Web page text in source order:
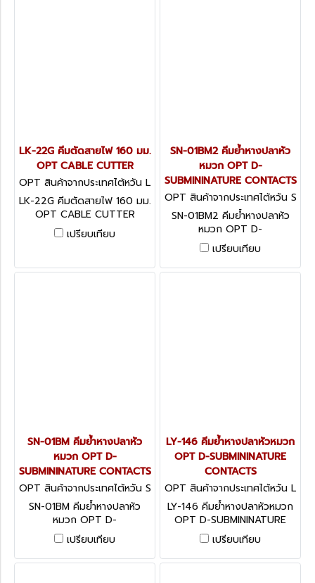
LK-22G คีมตัดสายไฟ 160 มม.
OPT CABLE CUTTER
OPT สินค้าจากประเทศไต้หวัน L
K-22G
LK-22G คีมตัดสายไฟ 160 มม.
OPT CABLE CUTTER
เปรียบเทียบ
SN-01BM2 คีมย้ำหางปลาหัว
หมวก OPT D-
SUBMININATURE CONTACTS
OPT สินค้าจากประเทศไต้หวัน S
N-01BM2
SN-01BM2 คีมย้ำหางปลาหัว
หมวก OPT D-
SUBMININATURE CONTACTS
เปรียบเทียบ
SN-01BM คีมย้ำหางปลาหัว
หมวก OPT D-
SUBMININATURE CONTACTS
OPT สินค้าจากประเทศไต้หวัน S
N-01BM
SN-01BM คีมย้ำหางปลาหัว
หมวก OPT D-
SUBMININATURE CONTACTS
เปรียบเทียบ
LY-146 คีมย้ำหางปลาหัวหมวก
OPT D-SUBMININATURE
CONTACTS
OPT สินค้าจากประเทศไต้หวัน L
Y-146
LY-146 คีมย้ำหางปลาหัวหมวก
OPT D-SUBMININATURE
CONTACTS
เปรียบเทียบ